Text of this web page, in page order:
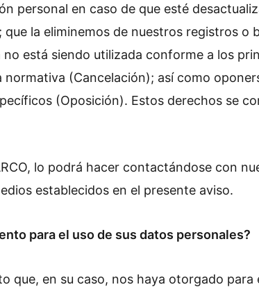
personal en caso de que esté
la eliminemos de nuestros registros o
está siendo utilizada conforme a los
(Cancelación); así como
(Oposición). Estos derechos se
lo podrá hacer contactándose con
establecidos en el presente aviso.
para el uso de sus datos personales?
que, en su caso, nos haya otorgado para